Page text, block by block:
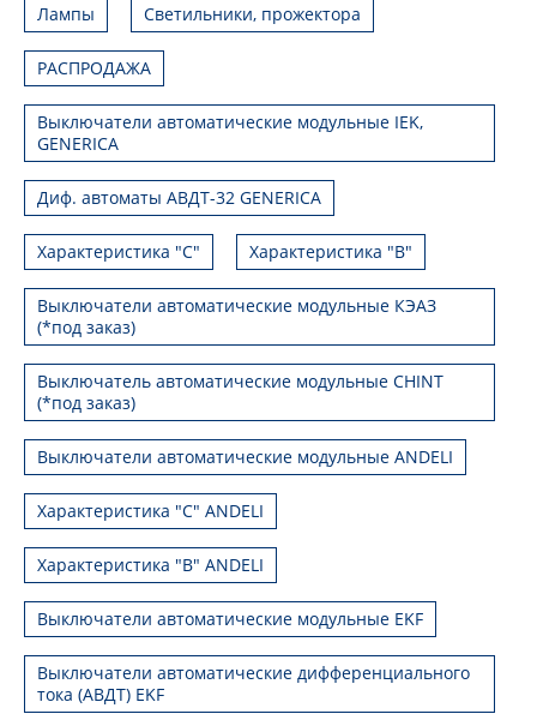
Лампы Светильники, прожектора
РАСПРОДАЖА
Выключатели автоматические модульные IEK,
GENERICA
Диф. автоматы АВДТ-32 GENERICA
Характеристика "С" Характеристика "В"
Выключатели автоматические модульные КЭАЗ
(*под заказ)
Выключатель автоматические модульные CHINT
(*под заказ)
Выключатели автоматические модульные ANDELI
Характеристика "C" ANDELI
Характеристика "B" ANDELI
Выключатели автоматические модульные EKF
Выключатели автоматические дифференциального
тока (АВДТ) EKF